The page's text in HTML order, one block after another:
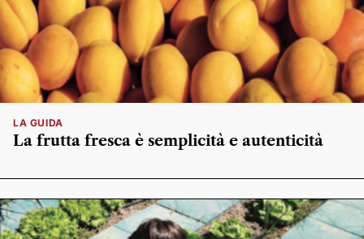
LA GUIDA
La frutta fresca è semplicità e autenticità